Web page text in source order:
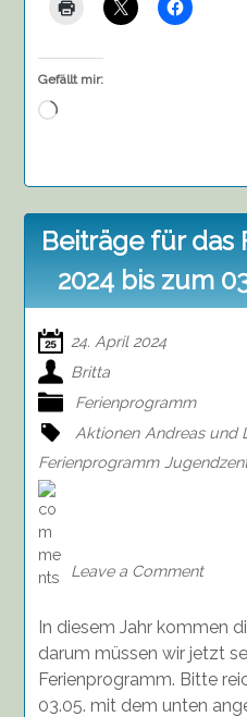
Gefällt mir:
Wird
Beiträge für das
2024 bis zum
24. April 2024
Britta
Ferienprogramm
Aktionen Andreas und
Ferienprogramm
Leave a Comment
bis
zum
03.05.
In diesem Jahr kommen
darum müssen wir jetzt
Ferienprogramm. Bitte
03.05. mit dem unten